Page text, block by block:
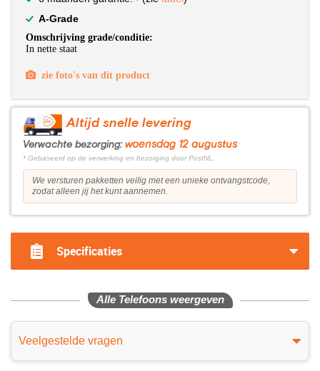
A-Grade
Omschrijving grade/conditie:
In nette staat
zie foto's van dit product
Altijd snelle levering
Verwachte bezorging: woensdag 12 augustus
* Gebaseerd op de verwerking en bezorging door PostNL.
We versturen pakketten veilig met een unieke ontvangstcode,
zodat alleen jij het kunt aannemen.
Specificaties
Alle Telefoons weergeven
Veelgestelde vragen